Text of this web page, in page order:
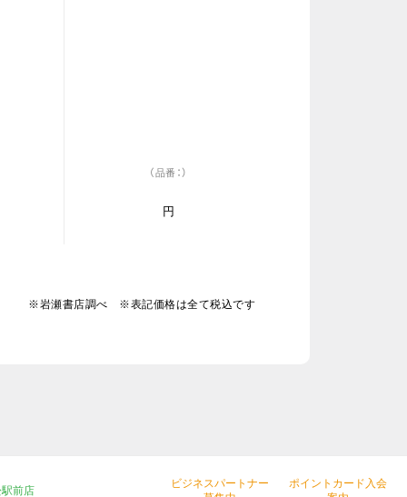
（品番：）
円
※岩瀬書店調べ ※表記価格は全て税込です
前店
ビジネスパートナー
ポイントカード入会